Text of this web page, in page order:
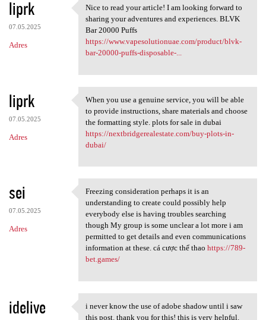
liprk
07.05.2025
Adres
Nice to read your article! I
Nice to read your article! I am looking forward to
sharing your adventures and experiences. BLVK
Bar 20000 Puffs
https://www.vapesolutionuae.com/product/blvk-
bar-20000-puffs-disposable-...
liprk
07.05.2025
Adres
When you use a genuine
When you use a genuine service, you will be able
to provide instructions, share materials and choose
the formatting style. plots for sale in dubai
https://nextbridgerealestate.com/buy-plots-in-
dubai/
sei
07.05.2025
Adres
Freezing consideration
Freezing consideration perhaps it is an
understanding to create could possibly help
everybody else is having troubles searching
though My group is some unclear a lot more i am
permitted to get details and even communications
information at these. cá cược thể thao https://789-
bet.games/
idelive i never know the use of adobe
i never know the use of adobe shadow until i saw
this post. thank you for this! this is very helpful.